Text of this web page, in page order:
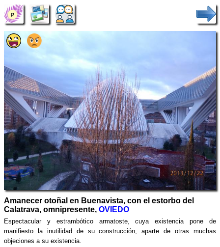
Amanecer otoñal en Buenavista, con el estorbo del
Calatrava, omnipresente, OVIEDO
Espectacular y estrambótico armatoste, cuya existencia pone de
manifiesto la inutilidad de su construcción, aparte de otras muchas
objeciones a su existencia.